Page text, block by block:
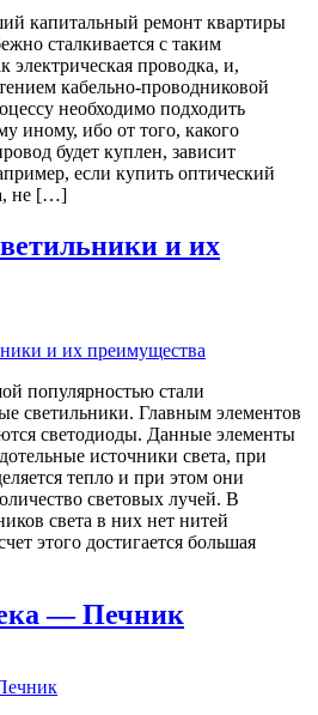
капитальный ремонт квартиры
сталкивается с таким
проводка, и,
кабельно-проводниковой
необходимо подходить
иному, ибо от того, какого
будет куплен, зависит
если купить оптический
не […]
и их
популярностью стали
светильники. Главным элементов
светодиоды. Данные элементы
источники света, при
тепло и при этом они
световых лучей. В
света в них нет нитей
этого достигается большая
— Печник